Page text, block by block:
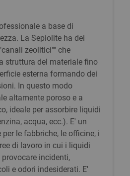
a base di
La Sepiolite ha dei
zeolitici"" che
struttura del materiale fino
esterna formando dei
In questo modo
altamente poroso e a
ideale per assorbire liquidi
acqua, ecc.). E' un
le fabbriche, le officine, i
di lavoro in cui i liquidi
incidenti,
e odori indesiderati. E'